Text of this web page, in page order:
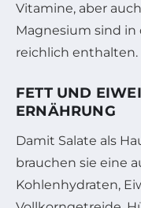
Vitamine, aber
Magnesium sind
reichlich enthalten.
FETT UND
RNÄHRUNG
Damit Salate als
brauchen sie eine
Kohlenhydraten,